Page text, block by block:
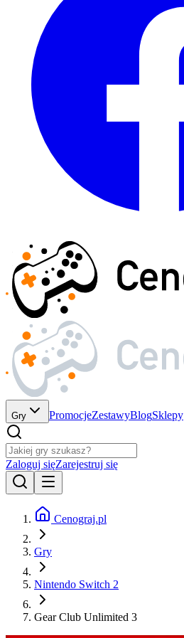
Gry PromocjeZestawyBlogSklepy
Zaloguj sięZarejestruj się
Cenograj.pl
Gry
Nintendo Switch 2
Gear Club Unlimited 3